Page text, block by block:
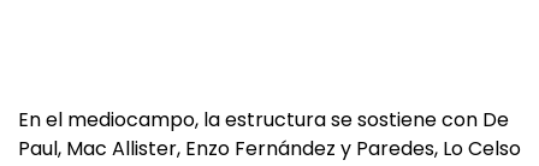
En el mediocampo, la estructura se sostiene con De
Paul, Mac Allister, Enzo Fernández y Paredes, Lo Celso